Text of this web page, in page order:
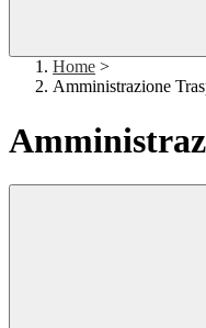
Home >
Amministrazione